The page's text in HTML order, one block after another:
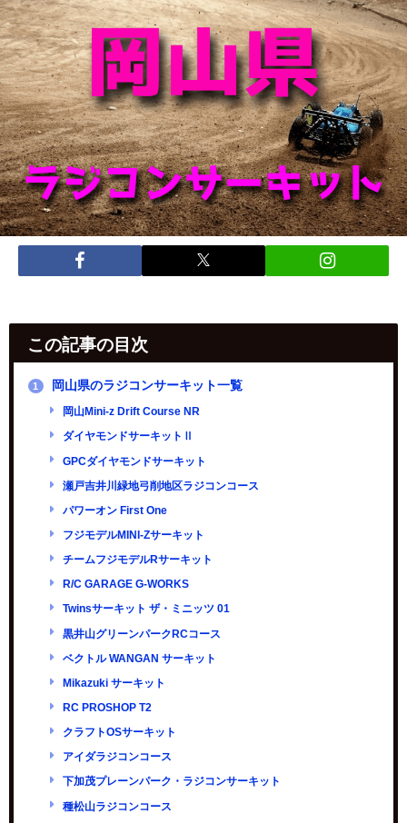
この記事の目次
1 岡山県のラジコンサーキット一覧
岡山Mini-z Drift Course NR
ダイヤモンドサーキットⅡ
GPCダイヤモンドサーキット
瀬戸吉井川緑地弓削地区ラジコンコース
パワーオン First One
フジモデルMINI-Zサーキット
チームフジモデルRサーキット
R/C GARAGE G-WORKS
Twinsサーキット ザ・ミニッツ 01
黒井山グリーンパークRCコース
ベクトル WANGAN サーキット
Mikazuki サーキット
RC PROSHOP T2
クラフトOSサーキット
アイダラジコンコース
下加茂プレーンパーク・ラジコンサーキット
種松山ラジコンコース